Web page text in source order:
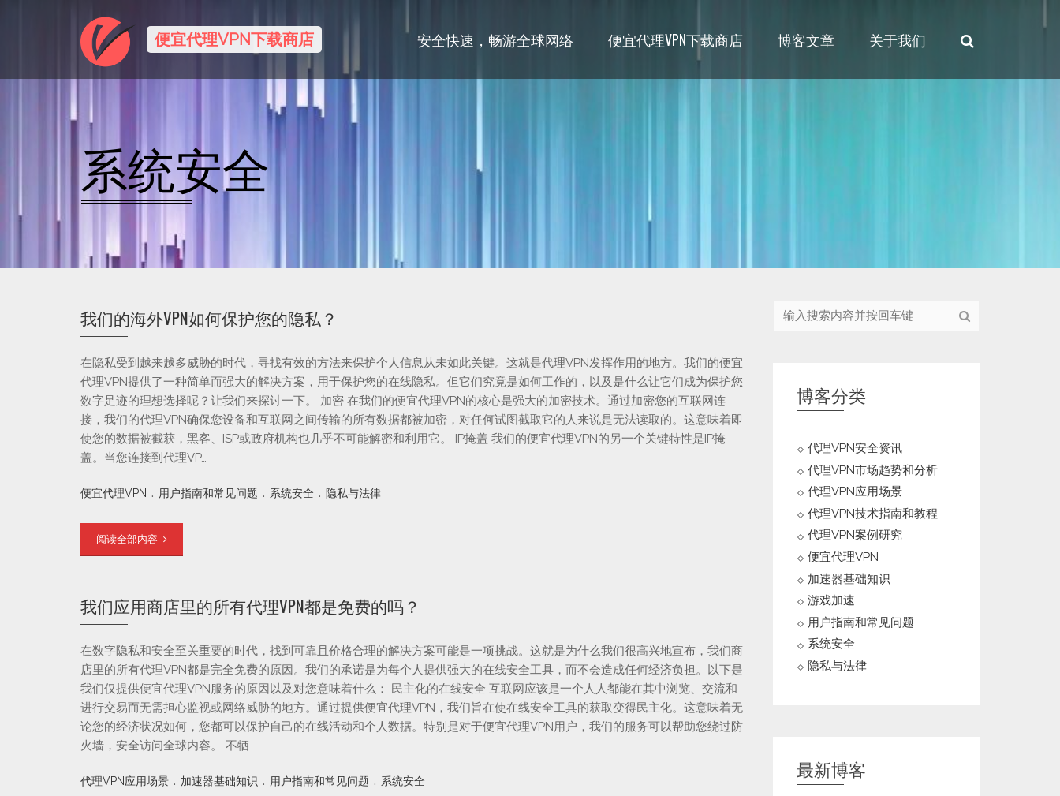
便宜代理VPN下载商店 安全快速，畅游全球网络 便宜代理VPN下载商店 博客文章 关于我们
系统安全
我们的海外VPN如何保护您的隐私？
在隐私受到越来越多威胁的时代，寻找有效的方法来保护个人信息从未如此关键。这就是代理VPN发挥作用的地方。我们的便宜
代理VPN提供了一种简单而强大的解决方案，用于保护您的在线隐私。但它们究竟是如何工作的，以及是什么让它们成为保护您
数字足迹的理想选择呢？让我们来探讨一下。 加密 在我们的便宜代理VPN的核心是强大的加密技术。通过加密您的互联网连
接，我们的代理VPN确保您设备和互联网之间传输的所有数据都被加密，对任何试图截取它的人来说是无法读取的。这意味着即
使您的数据被截获，黑客、ISP或政府机构也几乎不可能解密和利用它。 IP掩盖 我们的便宜代理VPN的另一个关键特性是IP掩
盖。当您连接到代理VP…
便宜代理VPN . 用户指南和常见问题 . 系统安全 . 隐私与法律
阅读全部内容
我们应用商店里的所有代理VPN都是免费的吗？
在数字隐私和安全至关重要的时代，找到可靠且价格合理的解决方案可能是一项挑战。这就是为什么我们很高兴地宣布，我们商
店里的所有代理VPN都是完全免费的原因。我们的承诺是为每个人提供强大的在线安全工具，而不会造成任何经济负担。以下是
我们仅提供便宜代理VPN服务的原因以及对您意味着什么： 民主化的在线安全 互联网应该是一个人人都能在其中浏览、交流和
进行交易而无需担心监视或网络威胁的地方。通过提供便宜代理VPN，我们旨在使在线安全工具的获取变得民主化。这意味着无
论您的经济状况如何，您都可以保护自己的在线活动和个人数据。特别是对于便宜代理VPN用户，我们的服务可以帮助您绕过防
火墙，安全访问全球内容。 不牺…
代理VPN应用场景 . 加速器基础知识 . 用户指南和常见问题 . 系统安全
博客分类
代理VPN安全资讯
代理VPN市场趋势和分析
代理VPN应用场景
代理VPN技术指南和教程
代理VPN案例研究
便宜代理VPN
加速器基础知识
游戏加速
用户指南和常见问题
系统安全
隐私与法律
最新博客